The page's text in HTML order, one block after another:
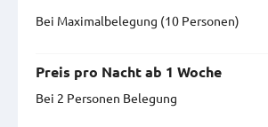
Bei Maximal­belegung (10 Personen)
Preis pro Nacht ab 1 Woche
Bei 2 Personen Belegung